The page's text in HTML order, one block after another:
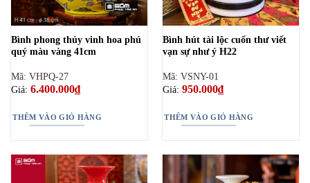
Bình phong thủy vinh hoa phú
quý màu vàng 41cm
Mã: VHPQ-27
Giá: 6.400.000₫
THÊM VÀO GIỎ HÀNG
Bình hút tài lộc cuốn thư viết
vạn sự như ý H22
Mã: VSNY-01
Giá: 950.000₫
THÊM VÀO GIỎ HÀNG